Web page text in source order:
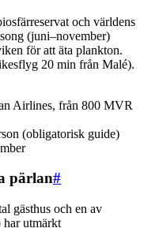
och världens
(juni–november)
för att äta plankton.
20 min från Malé).
Airlines, från 800 MVR
(obligatorisk guide)
pärlan#
gästhus och en av
har utmärkt